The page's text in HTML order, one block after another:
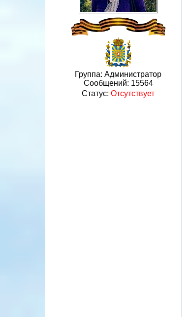
Группа: Администратор
Сообщений: 15564
Статус: Отсутствует